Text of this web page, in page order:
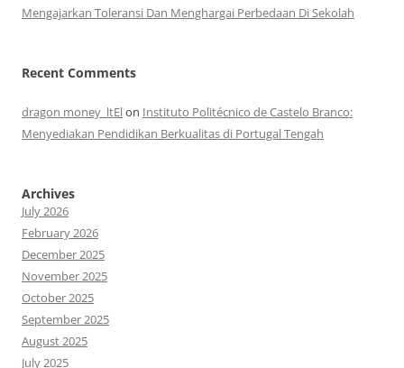
Mengajarkan Toleransi Dan Menghargai Perbedaan Di Sekolah
Recent Comments
dragon money_ltElon Instituto Politécnico de Castelo Branco:
Menyediakan Pendidikan Berkualitas di Portugal Tengah
Archives
July 2026
February 2026
December 2025
November 2025
October 2025
September 2025
August 2025
July 2025